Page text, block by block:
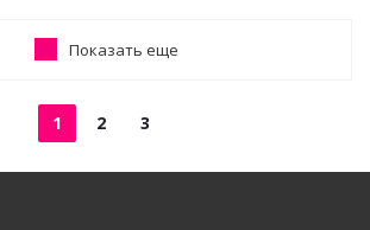
Показать еще
1 2 3